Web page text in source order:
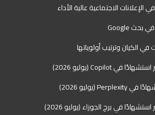
الاجتماعية عالية الأداء
الكيان وترتيب أولوياتها